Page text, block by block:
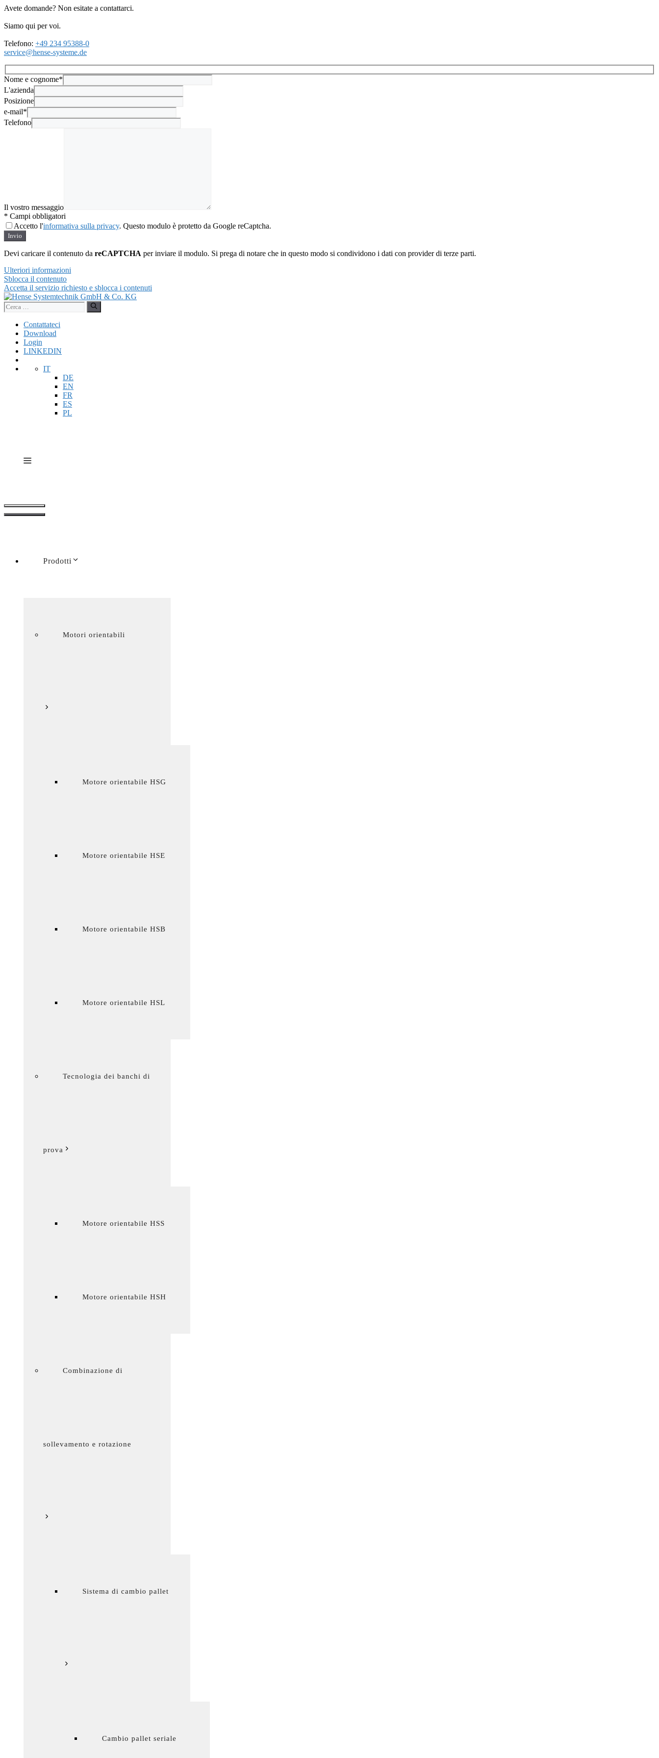
Avete domande? Non esitate a contattarci.
Siamo qui per voi.
Telefono: +49 234 95388-0
service@hense-systeme.de
Nome e cognome*
L'azienda
Posizione
e-mail*
Telefono
Il vostro messaggio
* Campi obbligatori
Accetto l'informativa sulla privacy. Questo modulo è protetto da Google reCaptcha.
Invio
Devi caricare il contenuto da reCAPTCHA per inviare il modulo. Si prega di notare che in questo modo si condividono i dati con provider di terze parti.
Ulteriori informazioni
Sblocca il contenuto
Accetta il servizio richiesto e sblocca i contenuti
Vai
al
contenuto
Ricerca
per:
Contattateci
Download
Login
LINKEDIN
IT
DE
EN
FR
ES
PL
Prodotti
Motori orientabili
Motore orientabile HSG
Motore orientabile HSE
Motore orientabile HSB
Motore orientabile HSL
Tecnologia dei banchi di
prova
Motore orientabile HSS
Motore orientabile HSH
Combinazione di
sollevamento e rotazione
Sistema di cambio pallet
Cambio pallet seriale